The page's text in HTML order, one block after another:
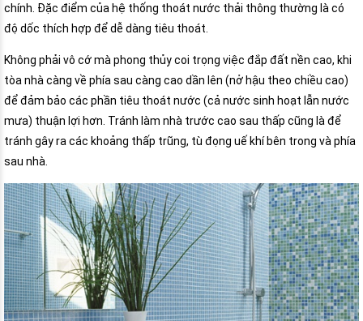
chính. Đặc điểm của hệ thống thoát nước thải thông thường là có
độ dốc thích hợp để dễ dàng tiêu thoát.
Không phải vô cớ mà phong thủy coi trọng việc đắp đất nền cao, khi
tòa nhà càng về phía sau càng cao dần lên (nở hậu theo chiều cao)
để đảm bảo các phần tiêu thoát nước (cả nước sinh hoạt lẫn nước
mưa) thuận lợi hơn. Tránh làm nhà trước cao sau thấp cũng là để
tránh gây ra các khoảng thấp trũng, tù đọng uế khí bên trong và phía
sau nhà.